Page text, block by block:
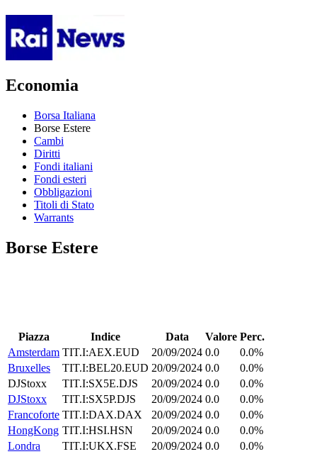
Economia
Borsa Italiana
Borse Estere
Cambi
Diritti
Fondi italiani
Fondi esteri
Obbligazioni
Titoli di Stato
Warrants
Borse Estere
Piazza Indice Data Valore Perc.
Amsterdam TIT.I:AEX.EUD 20/09/2024 0.0
0.0%
Bruxelles
TIT.I:BEL20.EUD 20/09/2024 0.0
0.0%
DJStoxx
TIT.I:SX5E.DJS 20/09/2024 0.0
0.0%
DJStoxx
TIT.I:SX5P.DJS 20/09/2024 0.0
0.0%
Francoforte TIT.I:DAX.DAX 20/09/2024 0.0
0.0%
HongKong TIT.I:HSI.HSN 20/09/2024 0.0
0.0%
Londra
TIT.I:UKX.FSE 20/09/2024 0.0
0.0%